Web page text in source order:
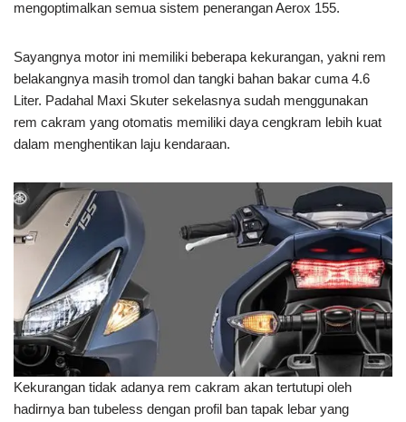
mengoptimalkan semua sistem penerangan Aerox 155.
Sayangnya motor ini memiliki beberapa kekurangan, yakni rem
belakangnya masih tromol dan tangki bahan bakar cuma 4.6
Liter. Padahal Maxi Skuter sekelasnya sudah menggunakan
rem cakram yang otomatis memiliki daya cengkram lebih kuat
dalam menghentikan laju kendaraan.
Kekurangan tidak adanya rem cakram akan tertutupi oleh
hadirnya ban tubeless dengan profil ban tapak lebar yang